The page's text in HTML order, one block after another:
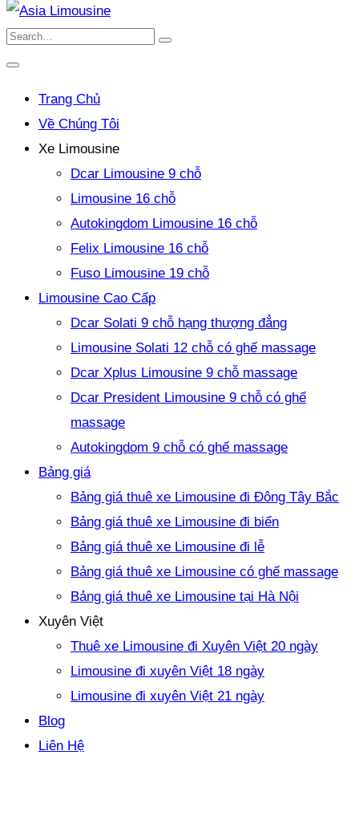
Trang Chủ
Về Chúng Tôi
Xe Limousine
Dcar Limousine 9 chỗ
Limousine 16 chỗ
Autokingdom Limousine 16 chỗ
Felix Limousine 16 chỗ
Fuso Limousine 19 chỗ
Limousine Cao Cấp
Dcar Solati 9 chỗ hạng thượng đẳng
Limousine Solati 12 chỗ có ghế massage
Dcar Xplus Limousine 9 chỗ massage
Dcar President Limousine 9 chỗ có ghế
massage
Autokingdom 9 chỗ có ghế massage
Bảng giá
Bảng giá thuê xe Limousine đi Đông Tây Bắc
Bảng giá thuê xe Limousine đi biển
Bảng giá thuê xe Limousine đi lễ
Bảng giá thuê xe Limousine có ghế massage
Bảng giá thuê xe Limousine tại Hà Nội
Xuyên Việt
Thuê xe Limousine đi Xuyên Việt 20 ngày
Limousine đi xuyên Việt 18 ngày
Limousine đi xuyên Việt 21 ngày
Blog
Liên Hệ